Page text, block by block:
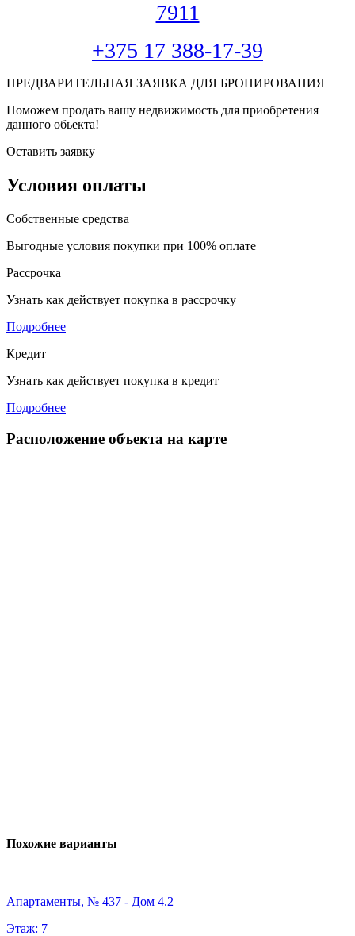
7911
+375 17 388-17-39
ПРЕДВАРИТЕЛЬНАЯ ЗАЯВКА ДЛЯ БРОНИРОВАНИЯ
Поможем продать вашу недвижимость для приобретения
данного обьекта!
Оставить заявку
Условия оплаты
Собственные средства
Выгодные условия покупки при 100% оплате
Рассрочка
Узнать как действует покупка в рассрочку
Подробнее
Кредит
Узнать как действует покупка в кредит
Подробнее
Расположение объекта на карте
Похожие варианты
Апартаменты, № 437 - Дом 4.2
Этаж: 7